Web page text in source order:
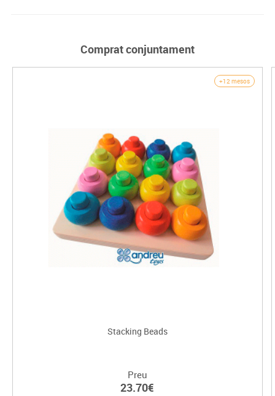
Comprat conjuntament
+12 mesos
Stacking Beads
Preu
23.70€